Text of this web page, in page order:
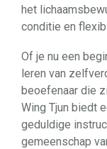
het
conditie en
Of je nu een
leren van
beoefenaar die
Wing Tjun biedt
geduldige
gemeenschap